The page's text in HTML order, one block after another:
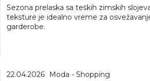
Sezona prelaska sa teških zimskih
teksture je idealno vreme za
garderobe.
22.04.2026 Moda - Shopping